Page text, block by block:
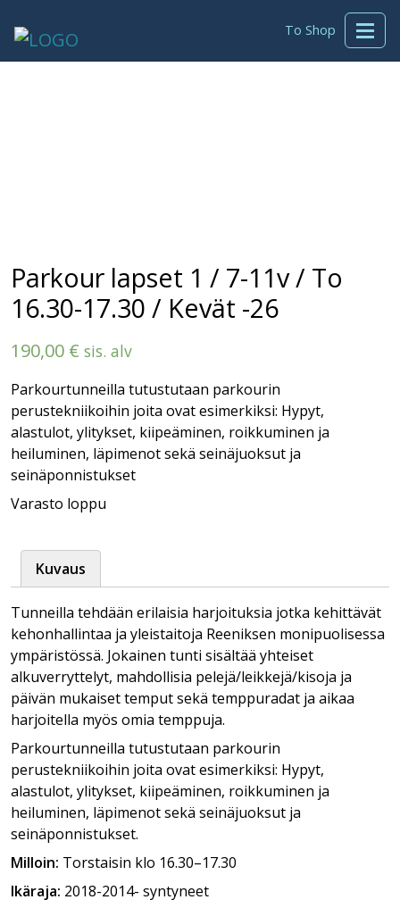
To Shop
Parkour lapset 1 / 7-11v / To
16.30-17.30 / Kevät -26
190,00 € sis. alv
Parkourtunneilla tutustutaan parkourin
perustekniikoihin joita ovat esimerkiksi: Hypyt,
alastulot, ylitykset, kiipeäminen, roikkuminen ja
heiluminen, läpimenot sekä seinäjuoksut ja
seinäponnistukset
Varasto loppu
Kuvaus
Tunneilla tehdään erilaisia harjoituksia jotka kehittävät
kehonhallintaa ja yleistaitoja Reeniksen monipuolisessa
ympäristössä. Jokainen tunti sisältää yhteiset
alkuverryttelyt, mahdollisia pelejä/leikkejä/kisoja ja
päivän mukaiset temput sekä temppuradat ja aikaa
harjoitella myös omia temppuja.
Parkourtunneilla tutustutaan parkourin
perustekniikoihin joita ovat esimerkiksi: Hypyt,
alastulot, ylitykset, kiipeäminen, roikkuminen ja
heiluminen, läpimenot sekä seinäjuoksut ja
seinäponnistukset.
Milloin: Torstaisin klo 16.30–17.30
Ikäraja: 2018-2014- syntyneet